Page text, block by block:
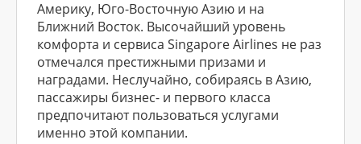
Америку, Юго-Восточную Азию и на
Ближний Восток. Высочайший уровень
комфорта и сервиса Singapore Airlines не раз
отмечался престижными призами и
наградами. Неслучайно, собираясь в Азию,
пассажиры бизнес- и первого класса
предпочитают пользоваться услугами
именно этой компании.